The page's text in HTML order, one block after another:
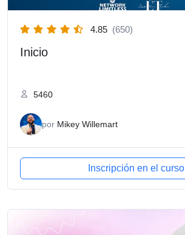
4.85 (650)
Inicio
5460
por Mikey Willemart
Inscripción en el curso